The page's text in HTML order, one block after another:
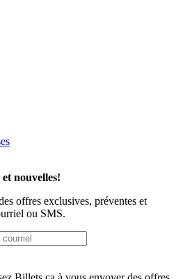
nouvelles!
offres exclusives, préventes et
ou SMS.